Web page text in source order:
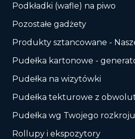
Podkładki (wafle) na piwo
Pozostałe gadżety
Produkty sztancowane -
Pudełka kartonowe -
Pudełka na wizytówki
Pudełka tekturowe z
Pudełka wg Twojego rozkroju
Rollupy i ekspozytory